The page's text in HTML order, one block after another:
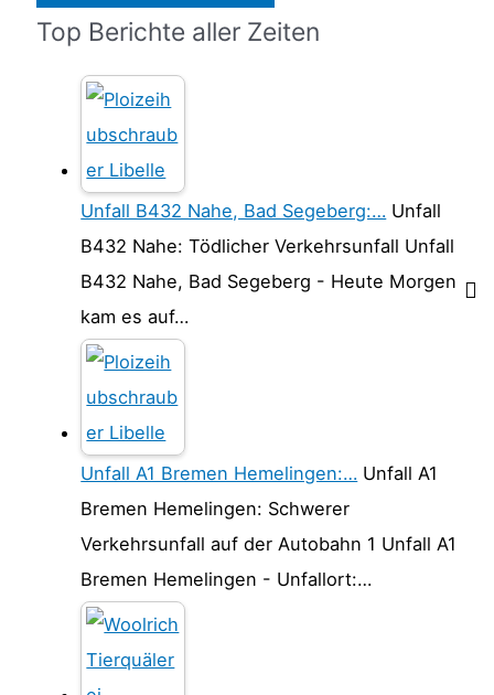
Top Berichte aller Zeiten
Unfall B432 Nahe, Bad Segeberg:… Unfall
B432 Nahe: Tödlicher Verkehrsunfall Unfall
B432 Nahe, Bad Segeberg - Heute Morgen
kam es auf…
Unfall A1 Bremen Hemelingen:… Unfall A1
Bremen Hemelingen: Schwerer
Verkehrsunfall auf der Autobahn 1 Unfall A1
Bremen Hemelingen - Unfallort:…